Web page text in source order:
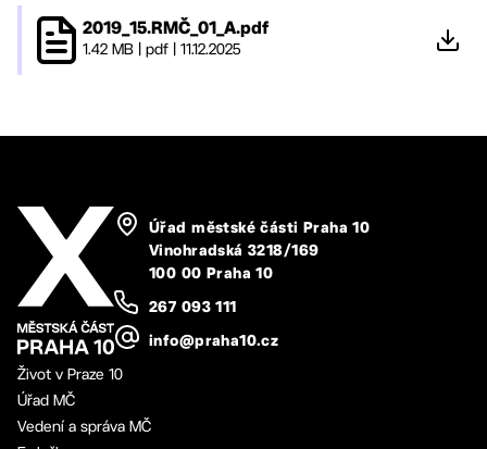
2019_15.RMČ_01_A.pdf
1.42 MB pdf 11.12.2025
Úřad městské části Praha 10
Vinohradská 3218/169
100 00 Praha 10
267 093 111
info@praha10.cz
Život v Praze 10
Úřad MČ
Vedení a správa MČ